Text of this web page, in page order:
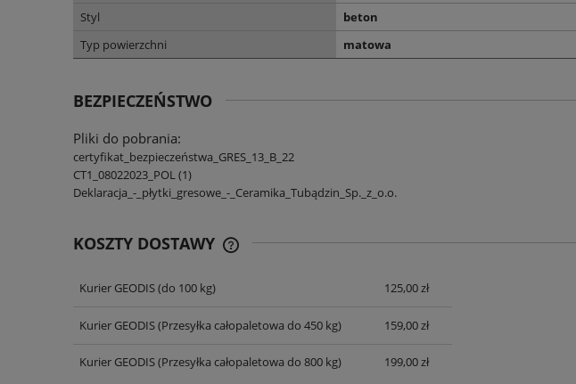
Styl
beton
Typ powierzchni
matowa
BEZPIECZEŃSTWO
Pliki do pobrania:
certyfikat_bezpieczeństwa_GRES_13_B_22
CT1_08022023_POL (1)
Deklaracja_-_płytki_gresowe_-_Ceramika_Tubądzin_Sp._z_o.o.
KOSZTY DOSTAWY
CENA NIE ZAWIERA EWENTUALNYCH
Kurier GEODIS(do 100 kg) 125,00 zł
Kurier GEODIS(Przesyłka całopaletowa do 450 kg) 159,00 zł
Kurier GEODIS(Przesyłka całopaletowa do 800 kg) 199,00 zł